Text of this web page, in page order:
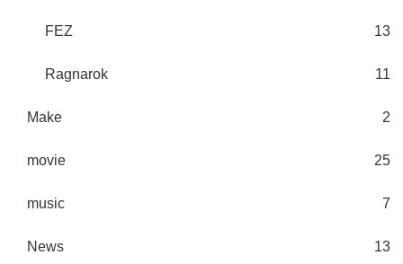
FEZ 13
Ragnarok 11
Make 2
movie 25
music 7
News 13